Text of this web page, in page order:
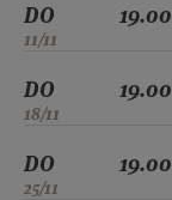
DO
11/11
19.00
DO
18/11
19.00
DO
25/11
19.00